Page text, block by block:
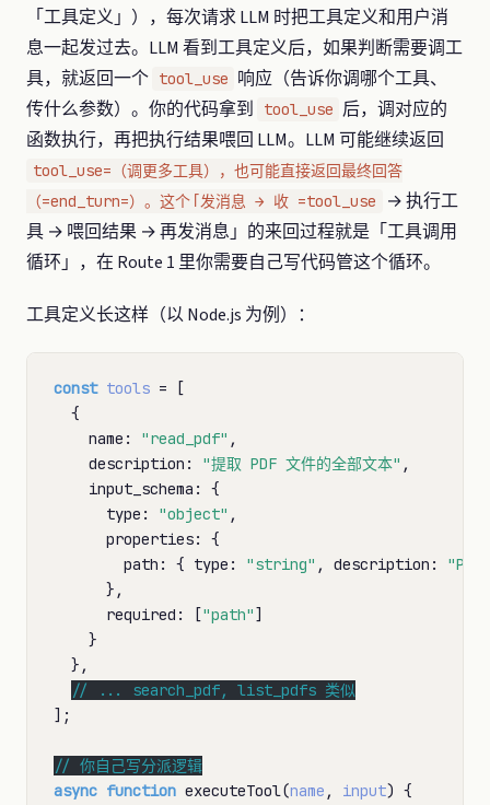
「工具定义」），每次请求 LLM 时把工具定义和用户消
息一起发过去。LLM 看到工具定义后，如果判断需要调工
具，就返回一个 tool_use 响应（告诉你调哪个工具、
传什么参数）。你的代码拿到
tool_use 后，调对应的
函数执行，再把执行结果喂回 LLM。LLM 可能继续返回
tool_use=（调更多工具），也可能直接返回最终回答
（=end_turn=）。这个「发消息 → 收 =tool_use
→ 执行工
具 → 喂回结果 → 再发消息」的来回过程就是「工具调用
循环」，在 Route 1 里你需要自己写代码管这个循环。
工具定义长这样（以 Node.js 为例）：
const tools = [
  {
    name:
"read_pdf" ,
    description:
"提取 PDF 文件的全部文本" ,
    input_schema: {
      type:
"object" ,
      properties: {
        path: { type:
"string" , description:
      },
      required: [
"path"]
    }
  },
//
];
//
async function executeTool(name , input) {